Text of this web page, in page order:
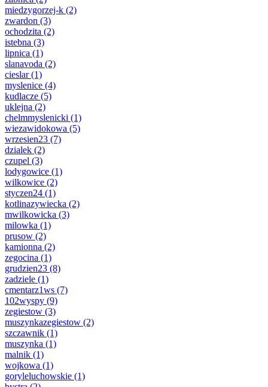
miedzygorzej-k (2)
zwardon (3)
ochodzita (2)
istebna (3)
lipnica (1)
slanavoda (2)
cieslar(1)
myslenice (4)
kudlacze (5)
uklejna (2)
chelmmyslenicki (1)
wiezawidokowa (5)
wrzesien23 (7)
dzialek (2)
czupel (3)
lodygowice (1)
wilkowice (2)
styczen24 (1)
kotlinazywiecka (2)
mwilkowicka (3)
milowka (1)
prusow (2)
kamionna (2)
zegocina (1)
grudzien23 (8)
zadziele (1)
cmentarz1ws (7)
102wyspy (9)
zegiestow (3)
muszynkazegiestow (2)
szczawnik (1)
muszynka (1)
malnik (1)
wojkowa (1)
goryleluchowskie (1)